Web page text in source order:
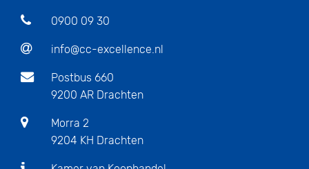
0900 09 30
info@cc-excellence.nl
Postbus 660
9200 AR Drachten
Morra 2
9204 KH Drachten